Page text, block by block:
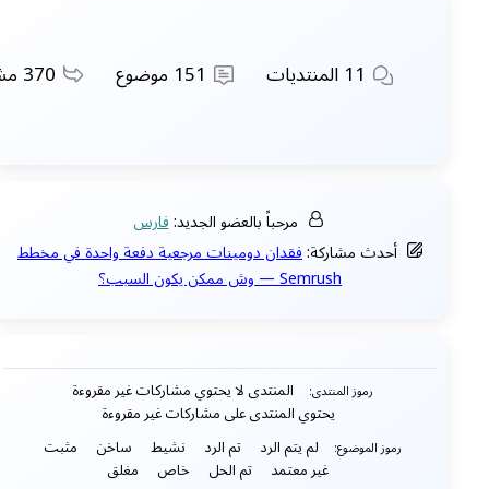
المنتديات 151 موضوع 370 مشاركات
مرحباً بالعضو الجديد:فارس
أحدث مشاركة:فقدان دومينات مرجعية دفعة واحدة في مخطط
المنتدى لا يحتوي مشاركات غير مقروءة
يحتوي المنتدى على مشاركات غير مقروءة
لم يتم الرد تم الرد نشيط ساخن مثبت
تم الحل خاص مغلق